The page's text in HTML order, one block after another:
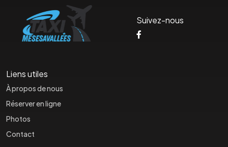
Suivez-nous
Liens utiles
À propos de nous
Réserver en ligne
Photos
Contact